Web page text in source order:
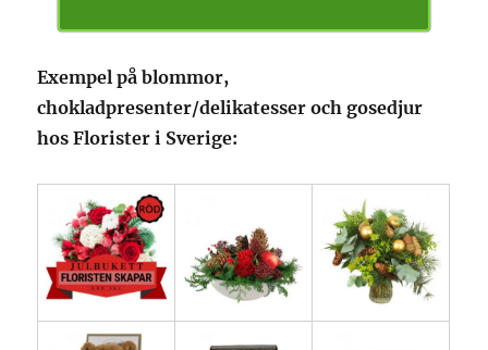
Exempel på blommor,
chokladpresenter/delikatesser och gosedjur
hos Florister i Sverige: